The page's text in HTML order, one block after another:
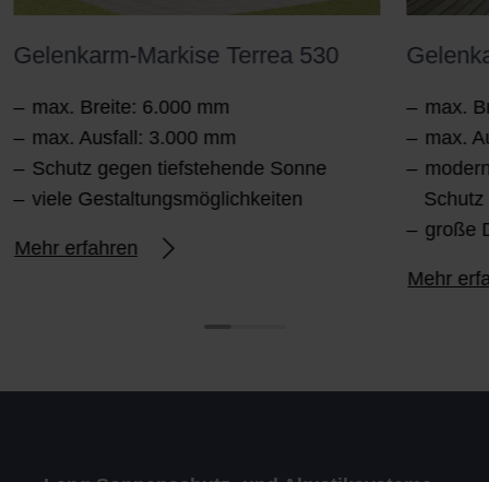
Gelenkarm-Markise Terrea 530
max. Breite: 6.000 mm
max. Ausfall: 3.000 mm
Schutz gegen tiefstehende Sonne
viele Gestaltungsmöglichkeiten
Mehr erfahren
max.
max.
Schutz
große
Mehr